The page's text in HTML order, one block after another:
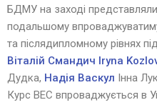
БДМУ на заході представляли
подальшому
та післядипломному рівнях
Віталій Смандич Iryna
Дудка, Надія Васкул Інна
Курс BEC впроваджується в